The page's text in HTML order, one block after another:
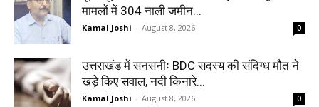
मामलों में 304 नाली जमीन...
Kamal Joshi - August 8, 2026 0
उत्तराखंड में सनसनीः BDC सदस्य की संदिग्ध मौत ने
खड़े किए सवाल, नदी किनारे...
Kamal Joshi - August 8, 2026 0